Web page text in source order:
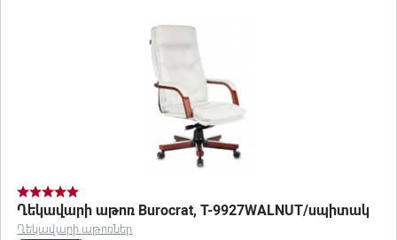
Ղեկավարի աթոռ Burocrat, T-9927WALNUT/սպիտակ
Ղեկավարի աթոռներ